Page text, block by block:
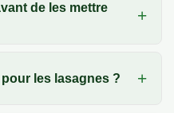
de les mettre
les lasagnes ?